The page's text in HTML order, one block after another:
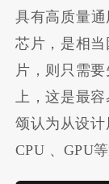
具有高质量
芯片，是相
片，则只需
上，这是最
颂认为从设
CPU 、GPU